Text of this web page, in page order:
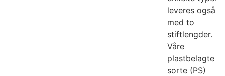
leveres også
med to
stiftlengder.
Våre
plastbelagte
sorte (PS)